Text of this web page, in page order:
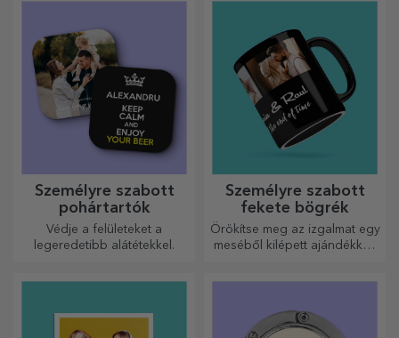
Személyre szabott
pohártartók
Védje a felületeket a
legeredetibb alátétekkel.
Személyre szabott
fekete bögrék
Örökítse meg az izgalmat egy
meséből kilépett ajándékkal!
megkapja őket ajándékba.